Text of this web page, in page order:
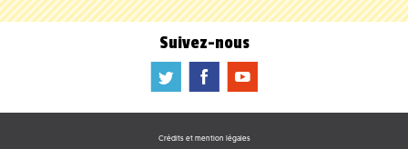
Suivez-nous
a b f
Crédits et mention légales